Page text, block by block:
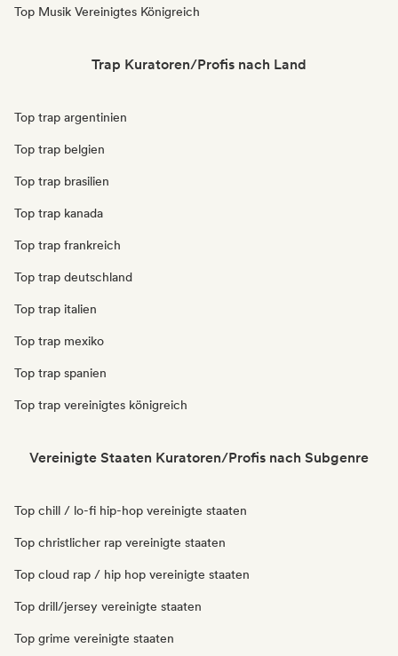
Top Musik Vereinigtes Königreich
Trap Kuratoren/Profis nach Land
Top trap argentinien
Top trap belgien
Top trap brasilien
Top trap kanada
Top trap frankreich
Top trap deutschland
Top trap italien
Top trap mexiko
Top trap spanien
Top trap vereinigtes königreich
Vereinigte Staaten Kuratoren/Profis nach Subgenre
Top chill / lo-fi hip-hop vereinigte staaten
Top christlicher rap vereinigte staaten
Top cloud rap / hip hop vereinigte staaten
Top drill/jersey vereinigte staaten
Top grime vereinigte staaten